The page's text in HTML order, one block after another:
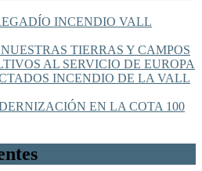
INCENDIO VALL
TIERRAS Y CAMPOS
AL SERVICIO DE EUROPA
INCENDIO DE LA VALL
EN LA COTA 100